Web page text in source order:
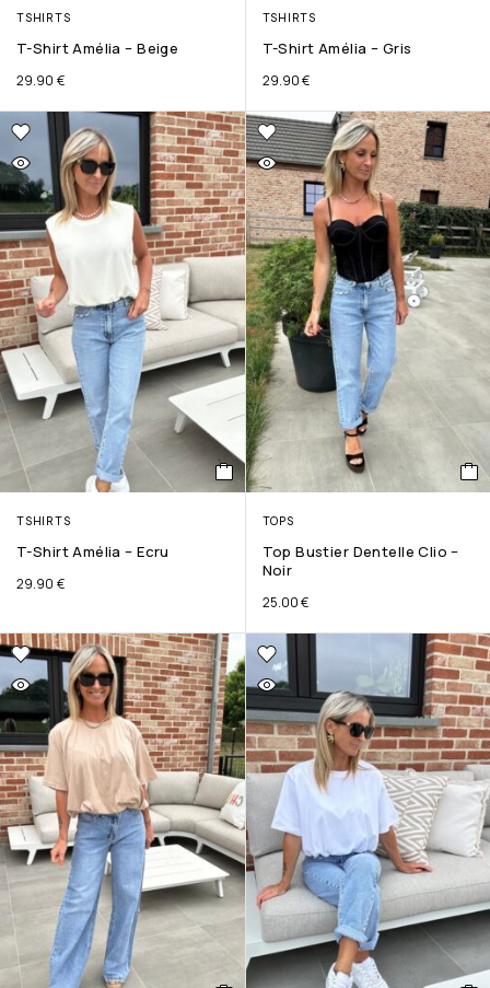
TSHIRTS
T-Shirt Amélia – Beige
29.90 €
TSHIRTS
T-Shirt Amélia – Gris
29.90€
TSHIRTS
T-Shirt Amélia – Ecru
29.90 €
TOPS
Top Bustier Dentelle Clio –
Noir
25.00€